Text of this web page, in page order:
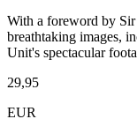
With a foreword by
breathtaking images,
Unit's spectacular
29,95
EUR